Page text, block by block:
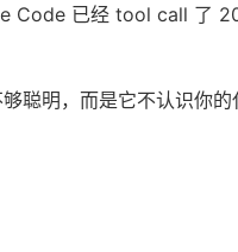
Code 已经 tool call 了
明，而是它不认识你的